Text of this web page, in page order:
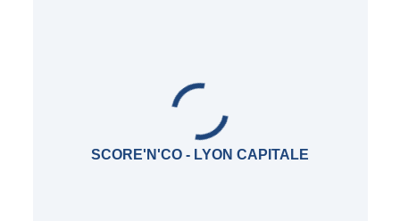
SCORE'N'CO - LYON CAPITALE